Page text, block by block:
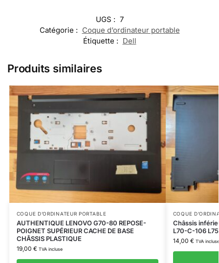
UGS : 7
Catégorie : Coque d’ordinateur portable
Étiquette : Dell
Produits similaires
COQUE D’ORDINATEUR PORTABLE
AUTHENTIQUE LENOVO G70-80 REPOSE-
POIGNET SUPÉRIEUR CACHE DE BASE
CHÂSSIS PLASTIQUE
19,00 € TVA incluse
COQUE
Châssis
L70-C-106
14,00 € TVA incluse